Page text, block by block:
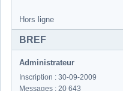
Hors ligne
BREF
Administrateur
Inscription : 30-09-2009
Messages : 20 643